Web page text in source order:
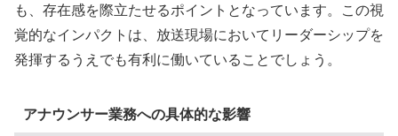
も、存在感を際立たせるポイントとなっています。この視
覚的なインパクトは、放送現場においてリーダーシップを
発揮するうえでも有利に働いていることでしょう。
アナウンサー業務への具体的な影響